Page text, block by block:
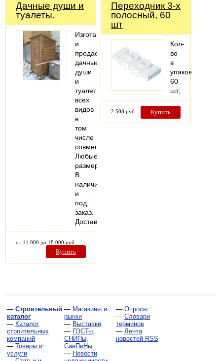
Дачные души и
туалеты.
Изготавливаем
и
продаем
дачные
души
и
туалеты
всех
видов
в
том
числе
совмещенные.
Любые
размеры.
В
наличии
и
под
заказ.
Доставка.
от 11 000 до 18 000 руб
Купить
Переходник 3-х
полосный, 60
шт
Кол-
во
в
упаковке:
60
шт;
2 508 руб Купить
— Строительный
каталог
— Каталог
строительных
компаний
— Товары и
услуги
— Магазины и
рынки
— Выставки
— ГОСТы,
СНИПы,
СанПиНы
— Новости
— Опросы
— Словари
терминов
— Лента
новостей RSS